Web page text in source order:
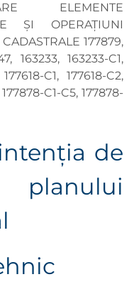
ELEMENTE
ȘI OPERAȚIUNI
177879,
163233, 163233-C1,
C1, 177618-C2,
C1-C5, 177878-
de